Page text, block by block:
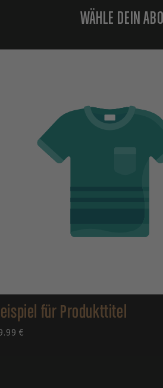
WÄHLE DEIN ABO
für Produkttitel
€